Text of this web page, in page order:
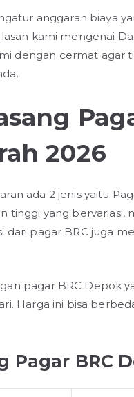
anggaran biaya
kami mengenai
dengan cermat agar
2026
ada 2 jenis yaitu
yang bervariasi,
dari pagar BRC juga
pagar BRC Depok
Harga ini bisa
Pagar BRC